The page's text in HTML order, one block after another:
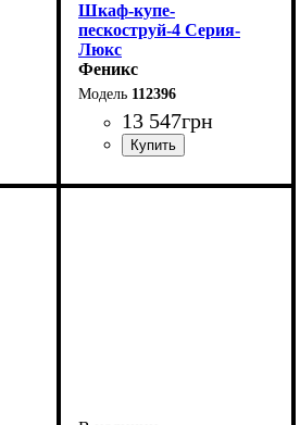
Шкаф-купе-
пескоструй-4 Серия-
Люкс
Феникс
112396
13 547грн